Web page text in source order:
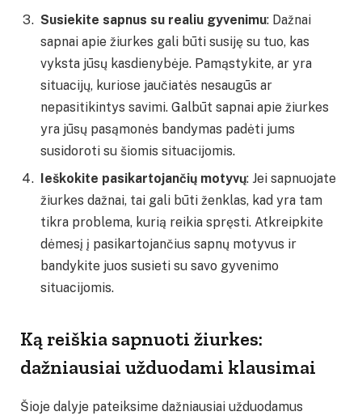
Susiekite sapnus su realiu gyvenimu: Dažnai
sapnai apie žiurkes gali būti susiję su tuo, kas
vyksta jūsų kasdienybėje. Pamąstykite, ar yra
situacijų, kuriose jaučiatės nesaugūs ar
nepasitikintys savimi. Galbūt sapnai apie žiurkes
yra jūsų pasąmonės bandymas padėti jums
susidoroti su šiomis situacijomis.
Ieškokite pasikartojančių motyvų: Jei sapnuojate
žiurkes dažnai, tai gali būti ženklas, kad yra tam
tikra problema, kurią reikia spręsti. Atkreipkite
dėmesį į pasikartojančius sapnų motyvus ir
bandykite juos susieti su savo gyvenimo
situacijomis.
Ką reiškia sapnuoti žiurkes:
dažniausiai užduodami klausimai
Šioje dalyje pateiksime dažniausiai užduodamus